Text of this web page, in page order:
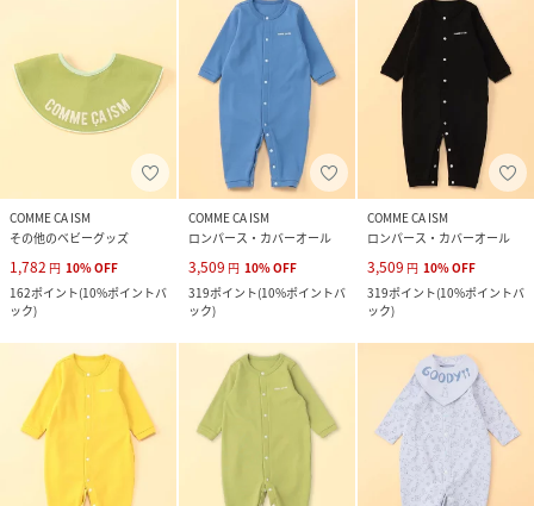
COMME CA ISM
その他のベビーグッズ
1,782 円 10%OFF
162ポイント(10%ポイントバ
ック)
COMME CA ISM
ロンパース・カバーオール
3,509 円 10%OFF
319ポイント(10%ポイントバ
ック)
COMME CA ISM
ロンパース・カバーオール
3,509 円 10%OFF
319ポイント(10%ポイントバ
ック)